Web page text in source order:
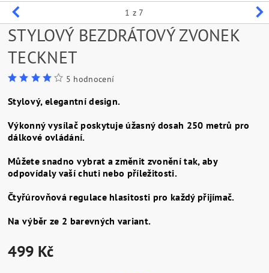
1 z 7
STYLOVÝ BEZDRÁTOVÝ ZVONEK
TECKNET
5 hodnocení
Stylový, elegantní design.
Výkonný vysílač poskytuje úžasný dosah 250 metrů pro
dálkové ovládání.
Můžete snadno vybrat a změnit zvonění tak, aby
odpovídaly vaší chuti nebo příležitosti.
Čtyřúrovňová regulace hlasitosti pro každý přijímač.
Na výběr ze 2 barevných variant.
499 Kč